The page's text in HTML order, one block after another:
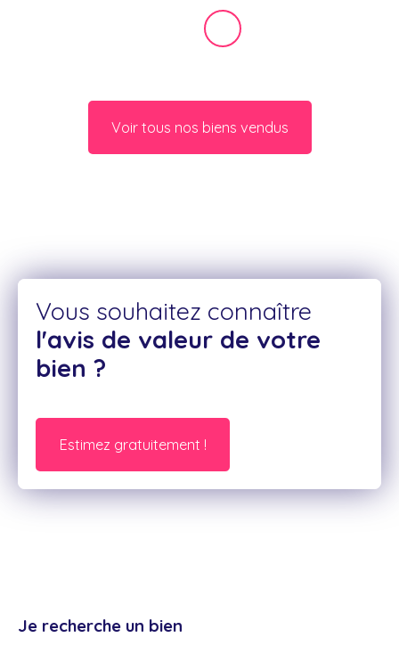
Voir tous nos biens vendus
Vous souhaitez connaître
l'avis de valeur de votre
bien ?
Estimez gratuitement !
Je recherche un bien